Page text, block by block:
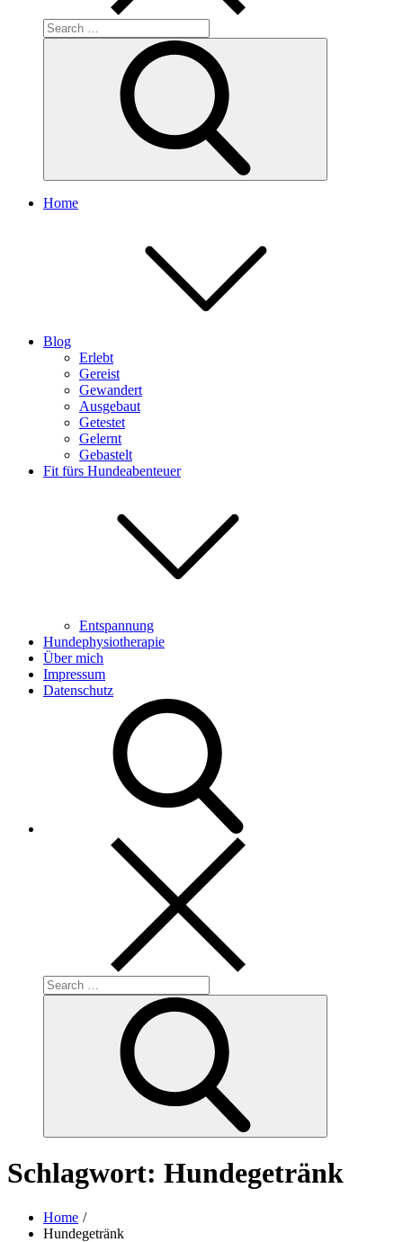
Search
for:
Home
Blog
Erlebt
Gereist
Gewandert
Ausgebaut
Getestet
Gelernt
Gebastelt
Fit fürs Hundeabenteuer
Entspannung
Hundephysiotherapie
Über mich
Impressum
Datenschutz
Search
for:
Schlagwort: Hundegetränk
Home
Hundegetränk